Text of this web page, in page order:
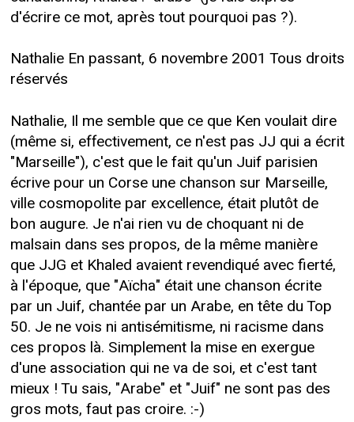
d'écrire ce mot, après tout pourquoi pas ?).
Nathalie En passant, 6 novembre 2001 Tous droits
réservés
Nathalie, Il me semble que ce que Ken voulait dire
(même si, effectivement, ce n'est pas JJ qui a écrit
"Marseille"), c'est que le fait qu'un Juif parisien
écrive pour un Corse une chanson sur Marseille,
ville cosmopolite par excellence, était plutôt de
bon augure. Je n'ai rien vu de choquant ni de
malsain dans ses propos, de la même manière
que JJG et Khaled avaient revendiqué avec fierté,
à l'époque, que "Aïcha" était une chanson écrite
par un Juif, chantée par un Arabe, en tête du Top
50. Je ne vois ni antisémitisme, ni racisme dans
ces propos là. Simplement la mise en exergue
d'une association qui ne va de soi, et c'est tant
mieux ! Tu sais, "Arabe" et "Juif" ne sont pas des
gros mots, faut pas croire. :-)